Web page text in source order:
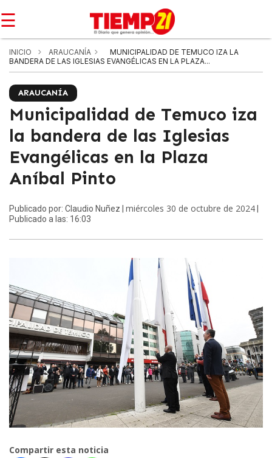
☰
INICIO ARAUCANÍA
MUNICIPALIDAD DE TEMUCO IZA LA
BANDERA DE LAS IGLESIAS EVANGÉLICAS EN LA PLAZA...
ARAUCANÍA
Municipalidad de Temuco iza
la bandera de las Iglesias
Evangélicas en la Plaza
Aníbal Pinto
Publicado por: Claudio Nuñez | miércoles 30 de octubre de 2024
Publicado a las: 16:03
Compartir esta noticia